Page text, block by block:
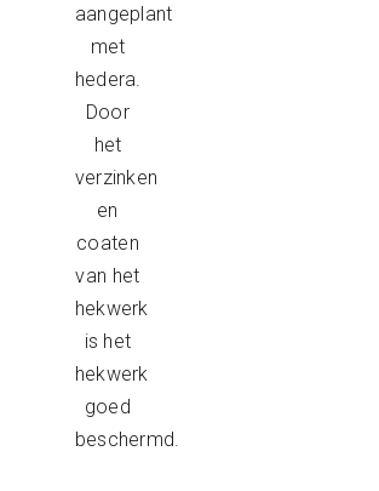
aangeplant
met
hedera.
Door
het
verzinken
en
coaten
van het
hekwerk
is het
hekwerk
goed
beschermd.